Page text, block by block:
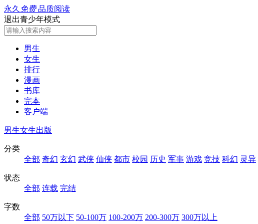
永久 免费品质阅读
退出青少年模式
男生
女生
排行
漫画
书库
完本
客户端
男生女生出版
分类
全部 奇幻 玄幻 武侠 仙侠 都市 校园 历史 军事 游戏 竞技 科幻 灵异
状态
全部 连载 完结
字数
全部 50万以下 50-100万 100-200万 200-300万 300万以上